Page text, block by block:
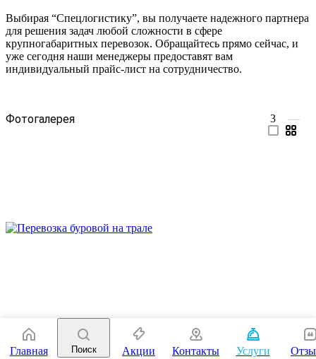
Выбирая “Спецлогистику”, вы получаете надежного партнера
для решения задач любой сложности в сфере
крупногабаритных перевозок. Обращайтесь прямо сейчас, и
уже сегодня наши менеджеры предоставят вам
индивидуальный прайс-лист на сотрудничество.
Фотогалерея 3 —
Главная Поиск Акции Контакты Услуги